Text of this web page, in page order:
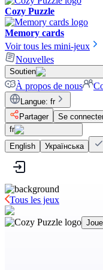
Cozy Puzzle
Memory cards
Voir tous les mini-jeux
Nouvelles
Soutien
À propos de nous
Langue: fr
Partager
Se
fr
English
Українська
Tous les jeux